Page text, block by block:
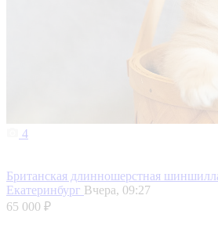
4
Британская длинношерстная
Екатеринбург Вчера, 09:27
65 000 ₽